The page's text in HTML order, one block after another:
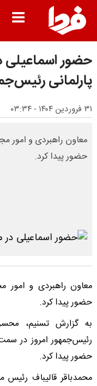
حضور
پارلمانی
۳۱ فروردین ۱۴۰۴ - ۰۳:۳۴
معاون راهبردی و امور
حضور پیدا کرد.
معاون راهبردی و
حضور پیدا کرد.
به گزارش تسنیم،
رئیس‌جمهور امروز در
حضور پیدا کرد.
محمدباقر قالیباف